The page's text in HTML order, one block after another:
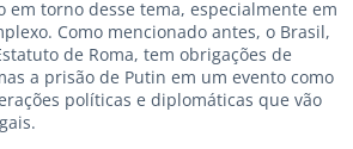
em torno desse tema, especialmente em
Como mencionado antes, o Brasil,
de Roma, tem obrigações de
a prisão de Putin em um evento como
políticas e diplomáticas que vão